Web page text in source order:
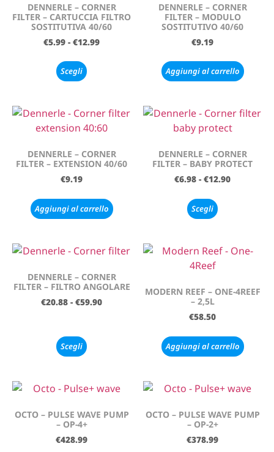
DENNERLE – CORNER
FILTER – CARTUCCIA FILTRO
SOSTITUTIVA 40/60
€5.99 - €12.99
Scegli
DENNERLE – CORNER
FILTER – MODULO
SOSTITUTIVO 40/60
€9.19
Aggiungi al carrello
DENNERLE – CORNER
FILTER – EXTENSION 40/60
€9.19
Aggiungi al carrello
DENNERLE – CORNER
FILTER – BABY PROTECT
€6.98 - €12.90
Scegli
DENNERLE – CORNER
FILTER – FILTRO ANGOLARE
€20.88 - €59.90
Scegli
MODERN REEF – ONE-4REEF
– 2,5L
€58.50
Aggiungi al carrello
OCTO – PULSE WAVE PUMP
– OP-4+
€428.99
OCTO – PULSE WAVE PUMP
– OP-2+
€378.99